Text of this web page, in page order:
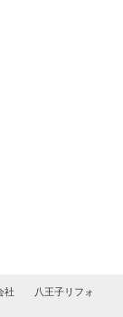
会社 八王子リフォ